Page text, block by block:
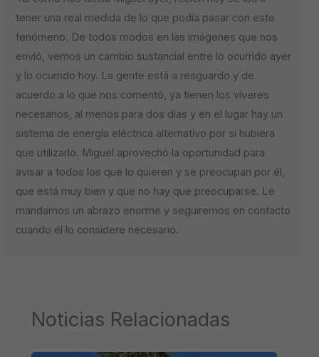
tener una real medida de lo que podía pasar con este
fenómeno. De todos modos en las imágenes que nos
envió, vemos un cambio sustancial entre lo ocurrido ayer
y lo ocurrido hoy. La gente está a resguardo y de
acuerdo a lo que nos comentó, ya tienen los víveres
necesarios, al menos para dos días y en el lugar hay un
sistema de energía eléctrica alternativo por si hubiera
que utilizarlo. Miguel aprovechó la oportunidad para
avisar a todos los que lo quieren y se preocupan por él,
que está muy bien y que no hay que preocuparse. Le
mandamos un abrazo enorme y seguiremos en contacto
cuando él lo considere necesario.
Noticias Relacionadas